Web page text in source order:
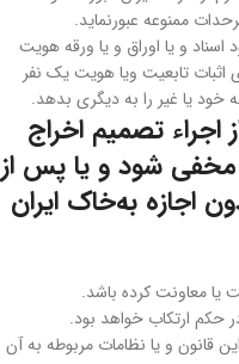
ممنوعه عبور‌نماید.
و یا اوراق و یا ورقه هویت
تابعیت و‌یا هویت یک نفر
خود یا غیر را به دیگری بدهد.
اجراء تصمیم اخراج
مخفی شود و یا پس از
اجازه به‌خاک ایران
حکم ارتکاب خواهد بود.
قانون و یا نظامات مربوطه به آن